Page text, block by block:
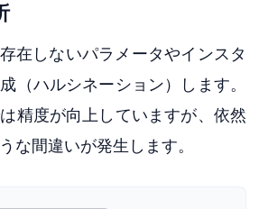
在しないパラメータやインスタ
（ハルシネーション）します。
精度が向上していますが、依然
な間違いが発生します。